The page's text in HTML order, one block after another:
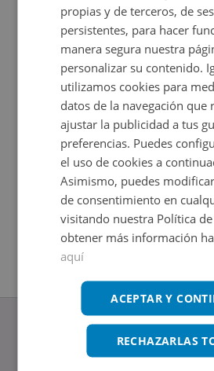
Arrabal San Lazaro 1, 45300 Ocaña -
Impuestos no incluidos
propias y de terceros, de
persistentes, para hacer
manera segura nuestra
personalizar su contenido.
utilizamos cookies para
datos de la navegación que
ajustar la publicidad a tus
preferencias. Puedes
el uso de cookies a
Asimismo, puedes
de consentimiento en
visitando nuestra Política
obtener más información
aquí
ACEPTAR Y
RECHAZARLAS